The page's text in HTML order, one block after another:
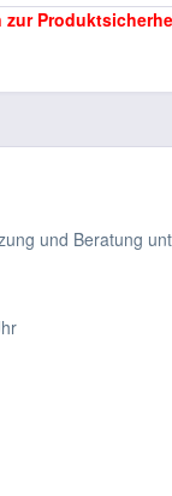
zur
und Beratung